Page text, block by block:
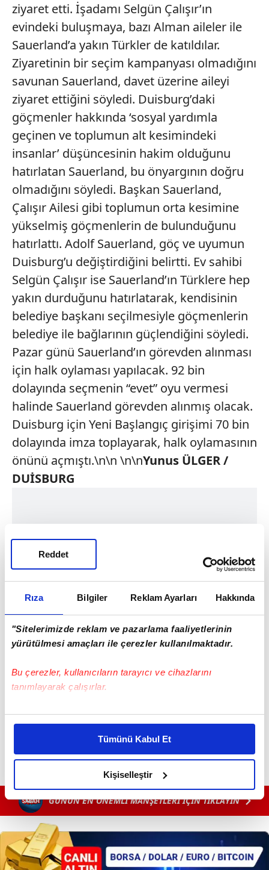
Rıza Bilgiler Reklam Ayarları Hakkında
"Sitelerimizde reklam ve pazarlama faaliyetlerinin
yürütülmesi amaçları ile çerezler kullanılmaktadır.
Bu çerezler, kullanıcıların tarayıcı ve cihazlarını
tanımlayarak çalışırlar.
Bu çerezlere izin vermeniz halinde sizlere özel
daha iyi reklam deneyimi yaşatabiliriz. Bunu yaparken
amacımızın size daha iyi bir reklam deneyimi sunmak
olduğunu ve sizlere en iyi içerikleri sunabilmek adına
elimizden gelen çabayı gösterdiğimizi ve bu noktada,
reklamların maliyetlerimizi karşılamak noktasında tek gelir
kalemimiz olduğunu sizlere hatırlatmak isteriz.
Her halükârda, kullanıcılar, bu çerezlere izin vermedikleri
takdirde, kullanıcılara hedefli reklamlar
Tümünü Kabul Et
Kişiselleştir
Reddet
ziyaret etti. İşadamı Selgün Çalışır’ın
evindeki buluşmaya, bazı Alman aileler ile
Sauerland’a yakın Türkler de katıldılar.
Ziyaretinin bir seçim kampanyası olmadığını
savunan Sauerland, davet üzerine aileyi
ziyaret ettiğini söyledi. Duisburg’daki
göçmenler hakkında ‘sosyal yardımla
geçinen ve toplumun alt kesimindeki
insanlar’ düşüncesinin hakim olduğunu
hatırlatan Sauerland, bu önyargının doğru
olmadığını söyledi. Başkan Sauerland,
Çalışır Ailesi gibi toplumun orta kesimine
yükselmiş göçmenlerin de bulunduğunu
hatırlattı. Adolf Sauerland, göç ve uyumun
Duisburg’u değiştirdiğini belirtti. Ev sahibi
Selgün Çalışır ise Sauerland’ın Türklere hep
yakın durduğunu hatırlatarak, kendisinin
belediye başkanı seçilmesiyle göçmenlerin
belediye ile bağlarının güçlendiğini söyledi.
Pazar günü Sauerland’ın görevden alınması
için halk oylaması yapılacak. 92 bin
dolayında seçmenin “evet” oyu vermesi
halinde Sauerland görevden alınmış olacak.
Duisburg için Yeni Başlangıç girişimi 70 bin
dolayında imza toplayarak, halk oylamasının
önünü açmıştı.\n\n \n\nYunus ÜLGER /
DUİSBURG
GÜNÜN EN ÖNEMLİ MANŞETLERİ İÇİN TIKLAYIN